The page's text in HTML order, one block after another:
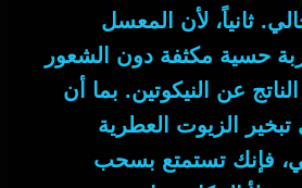
ثانياً، لأن المعسل
حسية مكثفة دون الشعور
عن النيكوتين. بما أن
تبخير الزيوت العطرية
فإنك تستمتع بسحب